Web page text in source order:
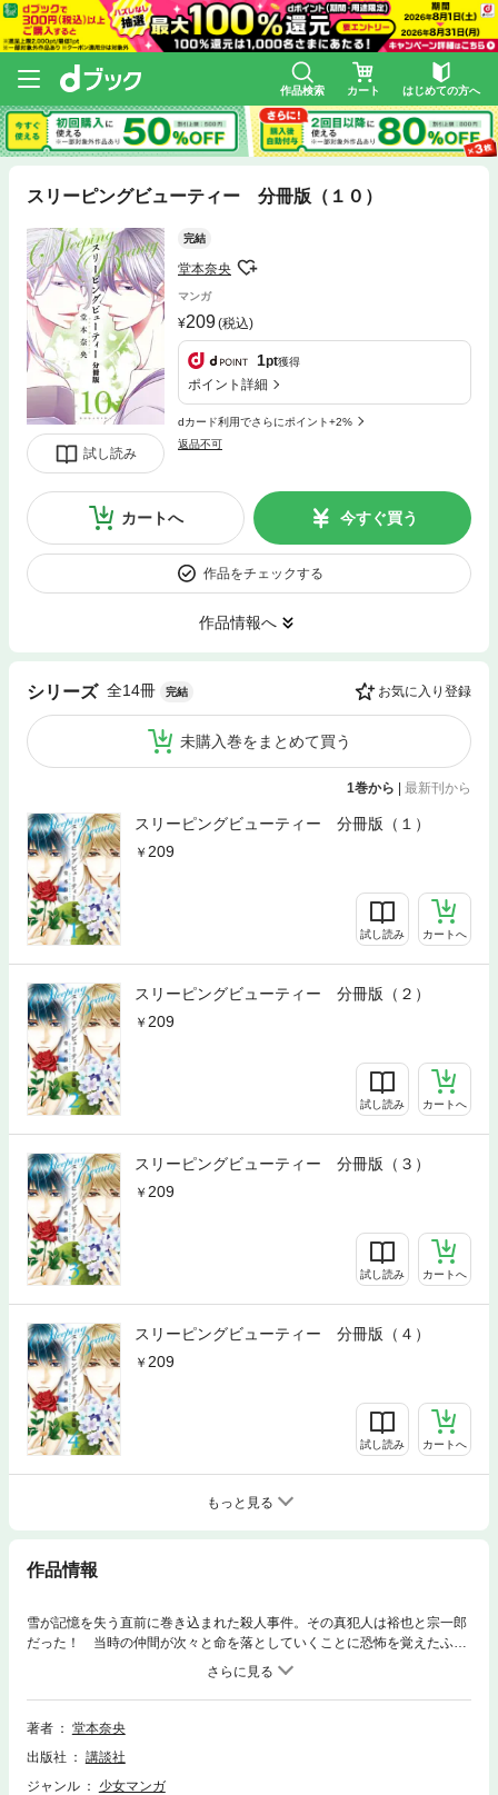
作品検索 カート はじめての方へ
スリーピングビューティー 分冊版（１０）
試し読み
完結
堂本奈央
マンガ
209(税込)
1pt獲得
ポイント詳細
dカード利用でさらにポイント+2%
返品不可
カートへ 今すぐ買う
作品をチェックする
作品情報へ
シリーズ 全14冊 完結 お気に入り登録
未購入巻をまとめて買う
1巻から | 最新刊から
スリーピングビューティー 分冊版（１）
209
試し読み カートへ
スリーピングビューティー 分冊版（２）
209
試し読み カートへ
スリーピングビューティー 分冊版（３）
209
試し読み カートへ
スリーピングビューティー 分冊版（４）
209
試し読み カートへ
もっと見る
作品情報
雪が記憶を失う直前に巻き込まれた殺人事件。その真犯人は裕也と宗一郎
だった！ 当時の仲間が次々と命を落としていくことに恐怖を覚えたふた
りは、永嗣に全ての罪をなすりつけ殺害する計画を立てる。一方、宗一郎
の嘘により、雪は永嗣を3年前の事件の犯人だと誤解してしまう。なぜ裕
也たちは3年前にエリカを殺害したのか、今裕也の仲間たちを殺している
犯人は誰なのか、すべての謎は雪の失われた記憶の中に！ ※第10話を収
著者
堂本奈央
出版社
講談社
ジャンル
少女マンガ